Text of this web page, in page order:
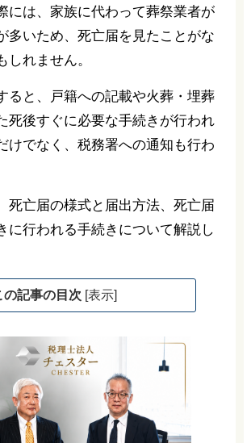
には、家族に代わって葬祭業者が
多いため、死亡届を見たことがな
しれません。
ると、戸籍への記載や火葬・埋葬
死後すぐに必要な手続きが行われ
けでなく、税務署への通知も行わ
死亡届の様式と届出方法、死亡届
に行われる手続きについて解説し
の記事の目次 [表示]